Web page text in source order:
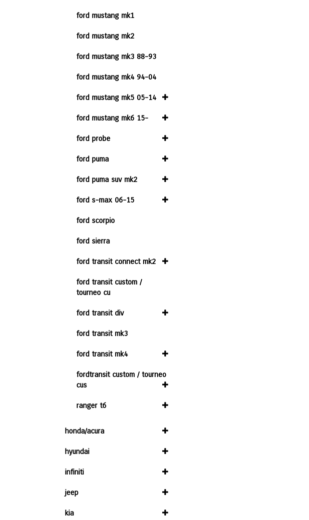
ford mustang mk1
ford mustang mk2
ford mustang mk3 88-93
ford mustang mk4 94-04
ford mustang mk5 05-14
ford mustang mk6 15-
ford probe
ford puma
ford puma suv mk2
ford s-max 06-15
ford scorpio
ford sierra
ford transit connect mk2
ford transit custom /
tourneo cu
ford transit div
ford transit mk3
ford transit mk4
fordtransit custom / tourneo
cus
ranger t6
honda/acura
hyundai
infiniti
jeep
kia